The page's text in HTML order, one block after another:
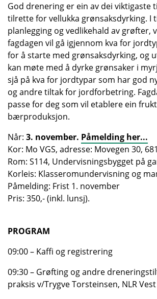
God drenering er ein av dei viktigaste
tilrette for vellukka grønsaksdyrking. I
planlegging og vedlikehald av grøfter,
fagdagen vil gå igjennom kva for
for å starte med grønsaksdyrking, og
kan møte med å dyrke grønsaker i
sjå på kva for jordtypar som har god
og andre tiltak for jordforbetring.
passe for deg som vil etablere ein
bærproduksjon.
Når: 3. november. Påmelding her...
Kor: Mo VGS, adresse: Movegen 30,
Rom: S114, Undervisningsbygget på
Korleis: Klasseromundervisning og
Påmelding: Frist 1. november
Pris: 350,- (inkl. lunsj).
PROGRAM
09:00 – Kaffi og registrering
09:30 – Grøfting og andre
praksis v/Trygve Torsteinsen, NLR Vest